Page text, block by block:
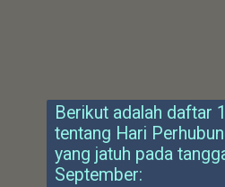
Berikut adalah daftar
tentang Hari
yang jatuh pada
September: